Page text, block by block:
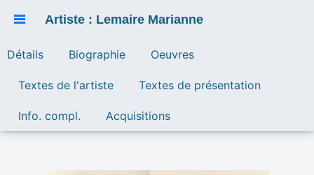
Artiste : Lemaire Marianne
Détails Biographie Oeuvres
Textes de l'artiste Textes de présentation
Info. compl. Acquisitions